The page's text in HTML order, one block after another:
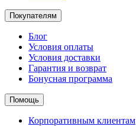
Покупателям
Блог
Условия оплаты
Условия доставки
Гарантия и возврат
Бонусная программа
Помощь
Корпоративным клиентам